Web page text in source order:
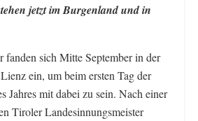
jetzt im Burgenland und in
fanden sich Mitte September in der
ein, um beim ersten Tag der
Jahres mit dabei zu sein. Nach einer
Tiroler Landesinnungsmeister